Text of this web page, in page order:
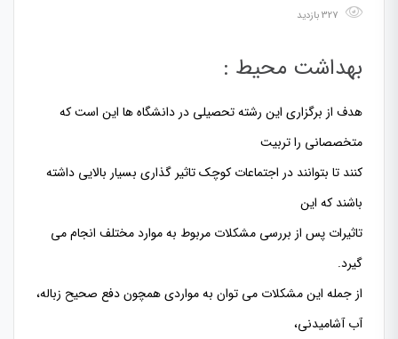
بهداشت محیط :
هدف از برگزاری این رشته تحصیلی در دانشگاه ها این است که
متخصصانی را تربیت
کنند تا بتوانند در اجتماعات کوچک تاثیر گذاری بسیار بالایی داشته
باشند که این
تاثیرات پس از بررسی مشکلات مربوط به موارد مختلف انجام می
گیرد.
از جمله این مشکلات می توان به مواردی همچون دفع صحیح زباله،
آب آشامیدنی،